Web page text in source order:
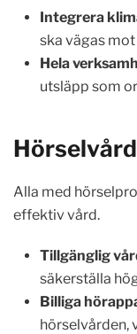
Integrera
ska vägas
Hela
utsläpp som
Hörselvård
Alla med
effektiv vård.
Tillgänglig
säkerställa
Billiga
hörselvården,